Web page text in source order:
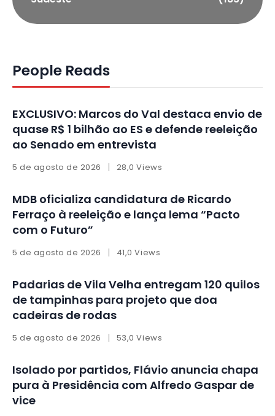
People Reads
EXCLUSIVO: Marcos do Val destaca envio de
quase R$ 1 bilhão ao ES e defende reeleição
ao Senado em entrevista
5 de agosto de 2026 28,0 Views
MDB oficializa candidatura de Ricardo
Ferraço à reeleição e lança lema “Pacto
com o Futuro”
5 de agosto de 2026 41,0 Views
Padarias de Vila Velha entregam 120 quilos
de tampinhas para projeto que doa
cadeiras de rodas
5 de agosto de 2026 53,0 Views
Isolado por partidos, Flávio anuncia chapa
pura à Presidência com Alfredo Gaspar de
vice